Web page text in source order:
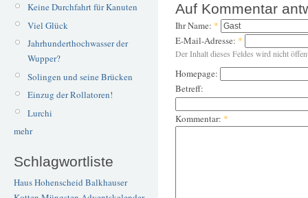
Keine Durchfahrt für Kanuten
Viel Glück
Jahrhunderthochwasser der
Wupper?
Solingen und seine Brücken
Einzug der Rollatoren!
Lurchi
mehr
Schlagwortliste
Haus Hohenscheid Balkhauser
Auf Kommentar
Ihr Name: *
E-Mail-Adresse: *
Der Inhalt dieses Feldes wird nicht
Homepage:
Betreff:
Kommentar: *